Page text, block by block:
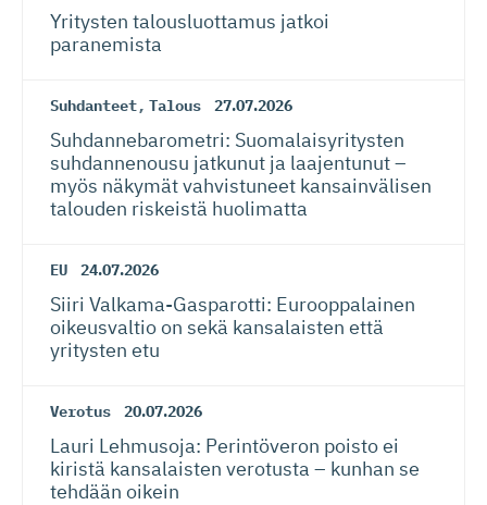
Yritysten talousluottamus jatkoi
paranemista
Suhdanteet, Talous 27.07.2026
Suhdanneba­ro­metri: Suomalaisy­ri­tysten
suhdannenousu jatkunut ja laajentunut –
myös näkymät vahvistuneet kansainvälisen
talouden riskeistä huolimatta
EU 24.07.2026
Siiri Valkama-Gas­pa­rotti: Eurooppalainen
oikeusvaltio on sekä kansalaisten että
yritysten etu
Verotus 20.07.2026
Lauri Lehmusoja: Perintöveron poisto ei
kiristä kansalaisten verotusta – kunhan se
tehdään oikein